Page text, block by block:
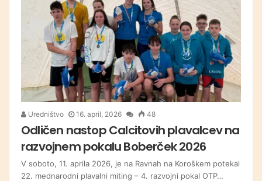
Uredništvo 16. april, 2026 48
Odličen nastop Calcitovih plavalcev na
razvojnem pokalu Boberček 2026
V soboto, 11. aprila 2026, je na Ravnah na Koroškem potekal
22. mednarodni plavalni miting – 4. razvojni pokal OTP…